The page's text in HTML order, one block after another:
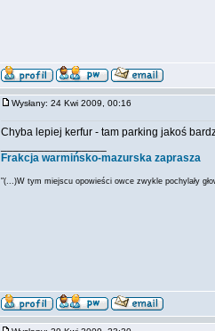
Wysłany: 24 Kwi 2009, 00:16
Chyba lepiej kerfur - tam parking jakoś
Frakcja warmińsko-mazurska zaprasza
"(...)W tym miejscu opowieści owce zwykle pochylały